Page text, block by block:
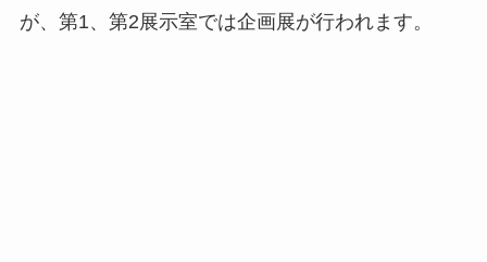
が、第1、第2展示室では企画展が行われます。